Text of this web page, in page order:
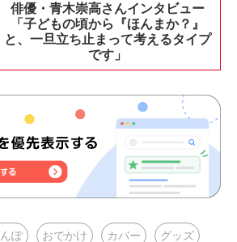
俳優・青木崇高さんインタビュー
「子どもの頃から『ほんまか？』
と、一旦立ち止まって考えるタイプ
です」
ぽ おでかけ カバー グッズ